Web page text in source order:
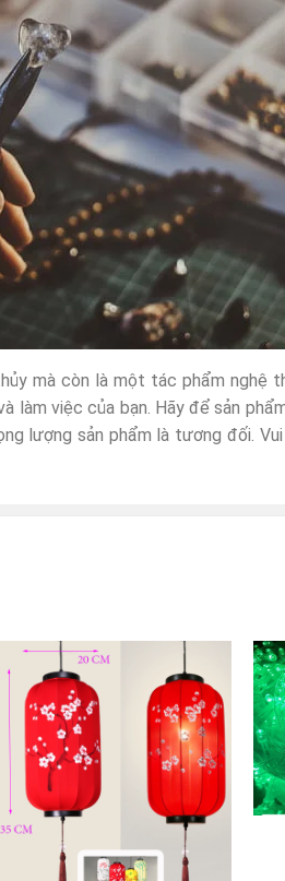
mà còn là một tác phẩm nghệ
làm việc của bạn. Hãy để sản
lượng sản phẩm là tương đối.